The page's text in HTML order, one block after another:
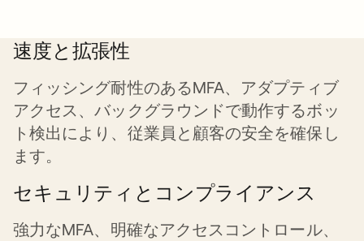
速度と拡張性
フィッシング耐性のあるMFA、アダプティブ
アクセス、バックグラウンドで動作するボッ
ト検出により、従業員と顧客の安全を確保し
ます。
セキュリティとコンプライアンス
強力なMFA、明確なアクセスコントロール、